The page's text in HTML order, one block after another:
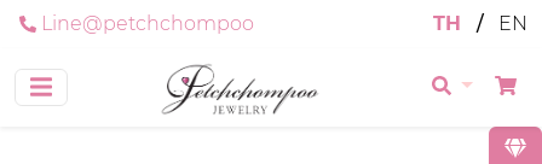
Line@petchchompoo TH / EN